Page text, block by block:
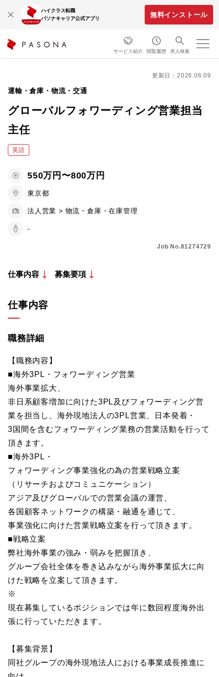
ハイクラス転職
パソナキャリア公式アプリ
無料インストール
サービス紹介 閲覧履歴 求人検索
更新日：2026.06.09
運輸・倉庫・物流・交通
グローバルフォワーディング営業担当
主任
英語
550万円〜800万円
東京都
法人営業 > 物流・倉庫・在庫管理
-
Job No.81274729
仕事内容 募集要項
仕事内容
職務詳細
【職務内容】
■海外3PL・フォワーディング営業
海外事業拡大、
非日系顧客増加に向けた3PL及びフォワーディング営
業を担当し、海外現地法人の3PL営業、日本発着・
3国間を含むフォワーディング業務の営業活動を行って
頂きます。
■海外3PL・
フォワーディング事業強化の為の営業戦略立案
（リサーチおよびコミュニケーション）
アジア及びグローバルでの営業会議の運営、
各国顧客ネットワークの構築・融通を通じて、
事業強化に向けた営業戦略立案を行って頂きます。
■戦略立案
弊社海外事業の強み・弱みを把握頂き、
グループ会社全体を巻き込みながら海外事業拡大に向
けた戦略を立案して頂きます。
※
現在募集しているポジションでは年に数回程度海外出
張に行っていただきます。
【募集背景】
同社グループの海外現地法人における事業成長推進に